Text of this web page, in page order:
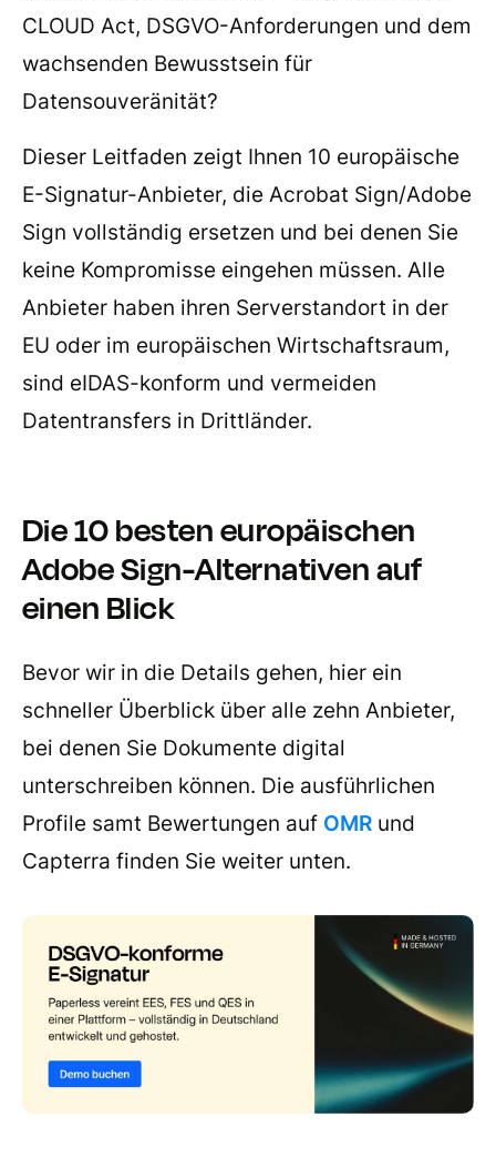
CLOUD Act, DSGVO-Anforderungen und dem
wachsenden Bewusstsein für
Datensouveränität?
Dieser Leitfaden zeigt Ihnen 10 europäische
E-Signatur-Anbieter, die Acrobat Sign/Adobe
Sign vollständig ersetzen und bei denen Sie
keine Kompromisse eingehen müssen. Alle
Anbieter haben ihren Serverstandort in der
EU oder im europäischen Wirtschaftsraum,
sind eIDAS-konform und vermeiden
Datentransfers in Drittländer.
Die 10 besten europäischen
Adobe Sign-Alternativen auf
einen Blick
Bevor wir in die Details gehen, hier ein
schneller Überblick über alle zehn Anbieter,
bei denen Sie Dokumente digital
unterschreiben können. Die ausführlichen
Profile samt Bewertungen auf OMR und
Capterra finden Sie weiter unten.